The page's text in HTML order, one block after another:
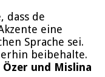
dass de
eine
Sprache sei.
beibehalte.
Özer und Mislina